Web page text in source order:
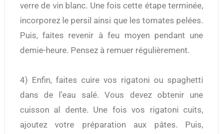
verre de vin blanc. Une fois cette étape terminée,
incorporez le persil ainsi que les tomates pelées.
Puis, faites revenir à feu moyen pendant une
demie-heure. Pensez à remuer régulièrement.
4) Enfin, faites cuire vos rigatoni ou spaghetti
dans de l’eau salé. Vous devez obtenir une
cuisson al dente. Une fois vos rigatoni cuits,
ajoutez votre préparation aux pâtes. Puis,